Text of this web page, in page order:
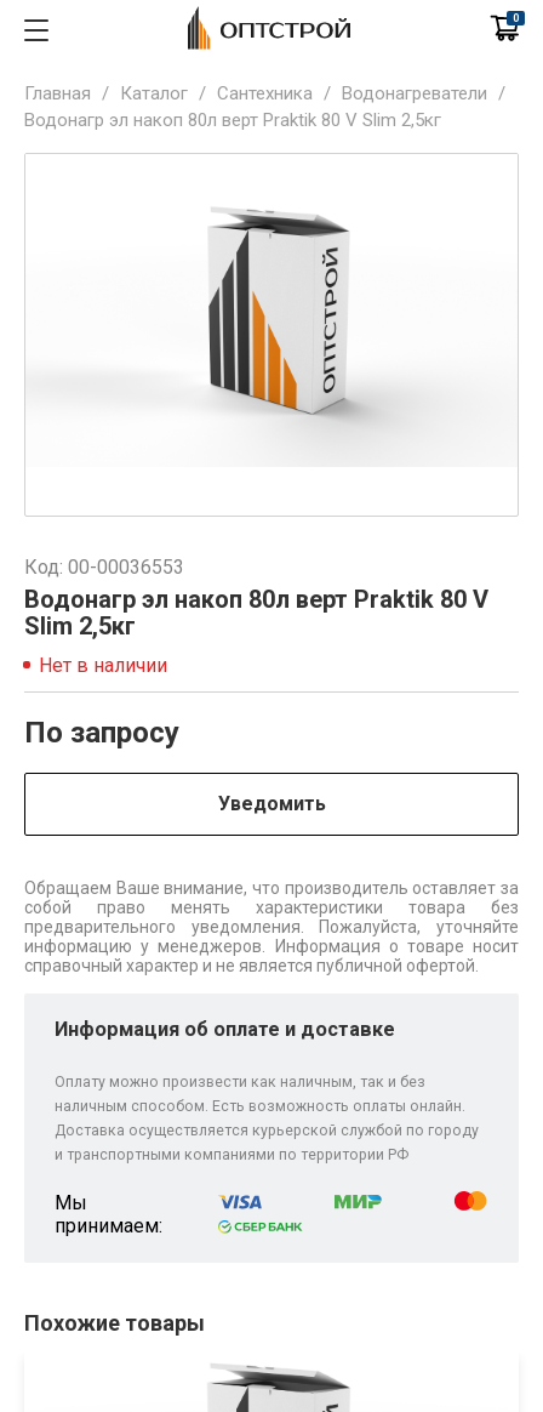
0
Главная / Каталог / Сантехника / Водонагреватели /
Водонагр эл накоп 80л верт Praktik 80 V Slim 2,5кг
Код: 00-00036553
Водонагр эл накоп 80л верт Praktik 80 V
Slim 2,5кг
Нет в наличии
По запросу
Уведомить
Обращаем Ваше внимание, что производитель оставляет за
собой право менять характеристики товара без
предварительного уведомления. Пожалуйста, уточняйте
информацию у менеджеров. Информация о товаре носит
справочный характер и не является публичной офертой.
Информация об оплате и доставке
Оплату можно произвести как наличным, так и без
наличным способом. Есть возможность оплаты онлайн.
Доставка осуществляется курьерской службой по городу
и транспортными компаниями по территории РФ
Мы
принимаем:
Похожие товары